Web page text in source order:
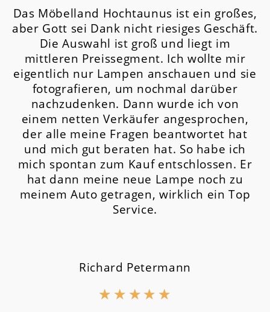
Das Möbelland Hochtaunus ist ein großes,
aber Gott sei Dank nicht riesiges Geschäft.
Die Auswahl ist groß und liegt im
mittleren Preissegment. Ich wollte mir
eigentlich nur Lampen anschauen und sie
fotografieren, um nochmal darüber
nachzudenken. Dann wurde ich von
einem netten Verkäufer angesprochen,
der alle meine Fragen beantwortet hat
und mich gut beraten hat. So habe ich
mich spontan zum Kauf entschlossen. Er
hat dann meine neue Lampe noch zu
meinem Auto getragen, wirklich ein Top
Service.
Richard Petermann
★ ★ ★ ★ ★